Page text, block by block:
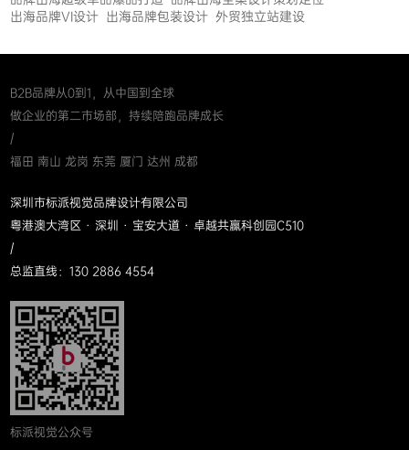
出海品牌VI设计 出海品牌包装设计 外贸独立站建设
B2B品牌从0到1，从中国到全球
做企业的第二市场部，持续陪跑品牌成长
/
福田 南山 龙岗 东莞 厦门 达州 成都
深圳市标派视觉品牌设计有限公司
粤港澳大湾区 · 深圳 · 宝安大道 · 卓越共赢科创园C510
/
总监直线：130 2886 4554
标派视觉公众号